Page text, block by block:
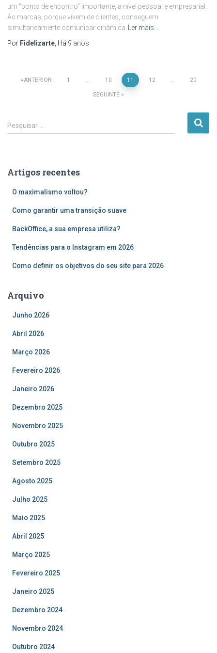
um “ponto de encontro” importante, a nível pessoal e empresarial.
As marcas, porque vivem de clientes, conseguem
simultaneamente comunicar dinâmica
Ler mais…
Por Fidelizarte , Há 9 anos
Paginação
conteúdos
ANTERIOR 1 … 10 11 12 … 20
SEGUINTE
P
e
i
Pesquisar …
Artigos recentes
O maximalismo voltou?
Como garantir uma transição suave
BackOffice, a sua empresa utiliza?
Tendências para o Instagram em 2026
Como definir os objetivos do seu site para 2026
Arquivo
Junho 2026
Abril 2026
Março 2026
Fevereiro 2026
Janeiro 2026
Dezembro 2025
Novembro 2025
Outubro 2025
Setembro 2025
Agosto 2025
Julho 2025
Maio 2025
Abril 2025
Março 2025
Fevereiro 2025
Janeiro 2025
Dezembro 2024
Novembro 2024
Outubro 2024